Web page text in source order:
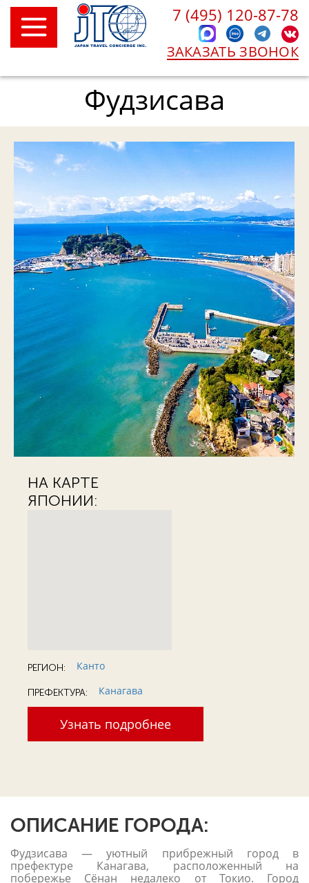
7 (495) 120-87-78
ЗАКАЗАТЬ ЗВОНОК
Фудзисава
НА КАРТЕ
ЯПОНИИ:
РЕГИОН: Канто
ПРЕФЕКТУРА: Канагава
Узнать подробнее
ОПИСАНИЕ ГОРОДА:
Фудзисава — уютный прибрежный город в
префектуре Канагава, расположенный на
побережье Сёнан недалеко от Токио. Город